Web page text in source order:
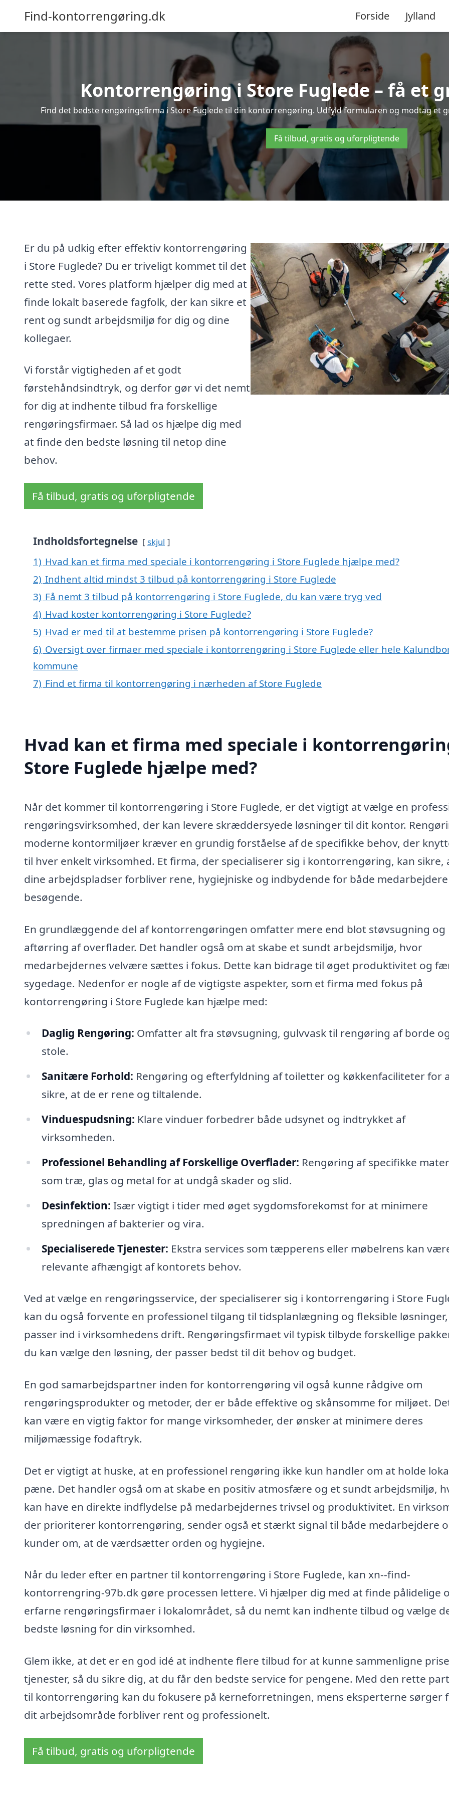
Find-kontorrengøring.dk Forside Jylland
Kontorrengøring i Store Fuglede – få et
Find det bedste rengøringsfirma i Store Fuglede til din kontorrengøring. Udfyld formularen og modtag et
Få tilbud, gratis og uforpligtende
Er du på udkig efter effektiv kontorrengøring
i Store Fuglede? Du er tri­veligt kommet til det
rette sted. Vores platform hjælper dig med at
finde lokalt baserede fagfolk, der kan sikre et
rent og sundt arbejdsmiljø for dig og dine
kollegaer.
Vi forstår vigtigheden af et godt
førstehåndsindtryk, og derfor gør vi det nemt
for dig at indhente tilbud fra forskellige
rengøringsfirmaer. Så lad os hjælpe dig med
at finde den bedste løsning til netop dine
behov.
Få tilbud, gratis og uforpligtende
Indholdsfortegnelse skjul
1) Hvad kan et firma med speciale i kontorrengøring i Store Fuglede hjælpe med?
2) Indhent altid mindst 3 tilbud på kontorrengøring i Store Fuglede
3) Få nemt 3 tilbud på kontorrengøring i Store Fuglede, du kan være tryg ved
4) Hvad koster kontorrengøring i Store Fuglede?
5) Hvad er med til at bestemme prisen på kontorrengøring i Store Fuglede?
6) Oversigt over firmaer med speciale i kontorrengøring i Store Fuglede eller hele
kommune
7) Find et firma til kontorrengøring i nærheden af Store Fuglede
Hvad kan et firma med speciale i
Store Fuglede hjælpe med?
Når det kommer til kontorrengøring i Store Fuglede, er det vigtigt at vælge en
rengøringsvirksomhed, der kan levere skræddersyede løsninger til dit kontor.
moderne kontormiljøer kræver en grundig forståelse af de specifikke behov, der
til hver enkelt virksomhed. Et firma, der specialiserer sig i kontorrengøring, kan sikre,
dine arbejdspladser forbliver rene, hygiejniske og indbydende for både
besøgende.
En grundlæggende del af kontorrengøringen omfatter mere end blot støvsugning og
aftørring af overflader. Det handler også om at skabe et sundt arbejdsmiljø, hvor
medarbejdernes velvære sættes i fokus. Dette kan bidrage til øget produktivitet og
sygedage. Nedenfor er nogle af de vigtigste aspekter, som et firma med fokus på
kontorrengøring i Store Fuglede kan hjælpe med:
Daglig Rengøring: Omfatter alt fra støvsugning, gulvvask til rengøring af borde og
stole.
Sanitære Forhold: Rengøring og efterfyldning af toiletter og køkkenfaciliteter for
sikre, at de er rene og tiltalende.
Vinduespudsning: Klare vinduer forbedrer både udsynet og indtrykket af
virksomheden.
Professionel Behandling af Forskellige Overflader: Rengøring af specifikke
som træ, glas og metal for at undgå skader og slid.
Desinfektion: Især vigtigt i tider med øget sygdomsforekomst for at minimere
spredningen af bakterier og vira.
Specialiserede Tjenester: Ekstra services som tæpperens eller møbelrens kan
relevante afhængigt af kontorets behov.
Ved at vælge en rengøringsservice, der specialiserer sig i kontorrengøring i Store
kan du også forvente en professionel tilgang til tidsplanlægning og fleksible
passer ind i virksomhedens drift. Rengøringsfirmaet vil typisk tilbyde forskellige
du kan vælge den løsning, der passer bedst til dit behov og budget.
En god samarbejdspartner inden for kontorrengøring vil også kunne rådgive om
rengøringsprodukter og metoder, der er både effektive og skånsomme for miljøet.
kan være en vigtig faktor for mange virksomheder, der ønsker at minimere deres
miljømæssige fodaftryk.
Det er vigtigt at huske, at en professionel rengøring ikke kun handler om at holde
pæne. Det handler også om at skabe en positiv atmosfære og et sundt arbejdsmiljø,
kan have en direkte indflydelse på medarbejdernes trivsel og produktivitet. En
der prioriterer kontorrengøring, sender også et stærkt signal til både medarbejdere
kunder om, at de værdsætter orden og hygiejne.
Når du leder efter en partner til kontorrengøring i Store Fuglede, kan xn--find-
kontorrengring-97b.dk gøre processen lettere. Vi hjælper dig med at finde pålidelige
erfarne rengøringsfirmaer i lokalområdet, så du nemt kan indhente tilbud og vælge
bedste løsning for din virksomhed.
Glem ikke, at det er en god idé at indhente flere tilbud for at kunne sammenligne
tjenester, så du sikre dig, at du får den bedste service for pengene. Med den rette
til kontorrengøring kan du fokusere på kerneforretningen, mens eksperterne sørger
dit arbejdsområde forbliver rent og professionelt.
Få tilbud, gratis og uforpligtende